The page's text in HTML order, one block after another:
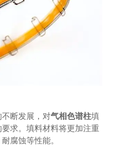
断发展，对气相色谱柱填
求。填料材料将更加注重
腐蚀等性能。